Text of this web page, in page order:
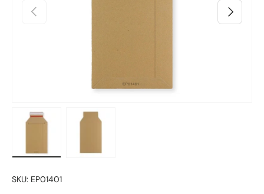
Anterior Siguiente
SKU: EP01401